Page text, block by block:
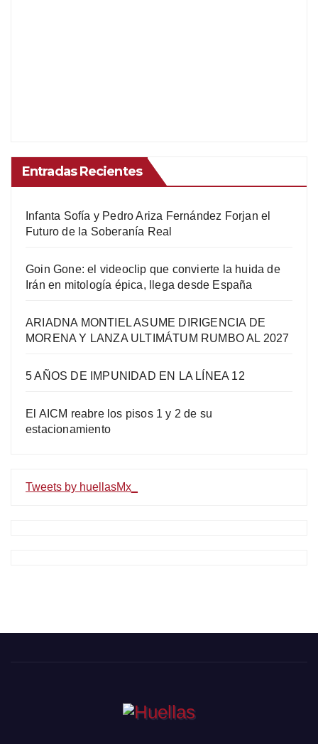
Entradas Recientes
Infanta Sofía y Pedro Ariza Fernández Forjan el
Futuro de la Soberanía Real
Goin Gone: el videoclip que convierte la huida de
Irán en mitología épica, llega desde España
ARIADNA MONTIEL ASUME DIRIGENCIA DE
MORENA Y LANZA ULTIMÁTUM RUMBO AL 2027
5 AÑOS DE IMPUNIDAD EN LA LÍNEA 12
El AICM reabre los pisos 1 y 2 de su
estacionamiento
Tweets by huellasMx_